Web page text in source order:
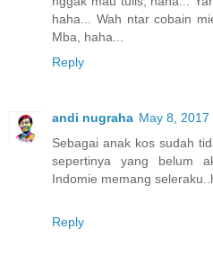
haha... Wah ntar cobain
Mba, haha...
Reply
andi nugraha May 8, 2017
Sebagai anak kos sudah
sepertinya yang belum
Indomie memang
Reply